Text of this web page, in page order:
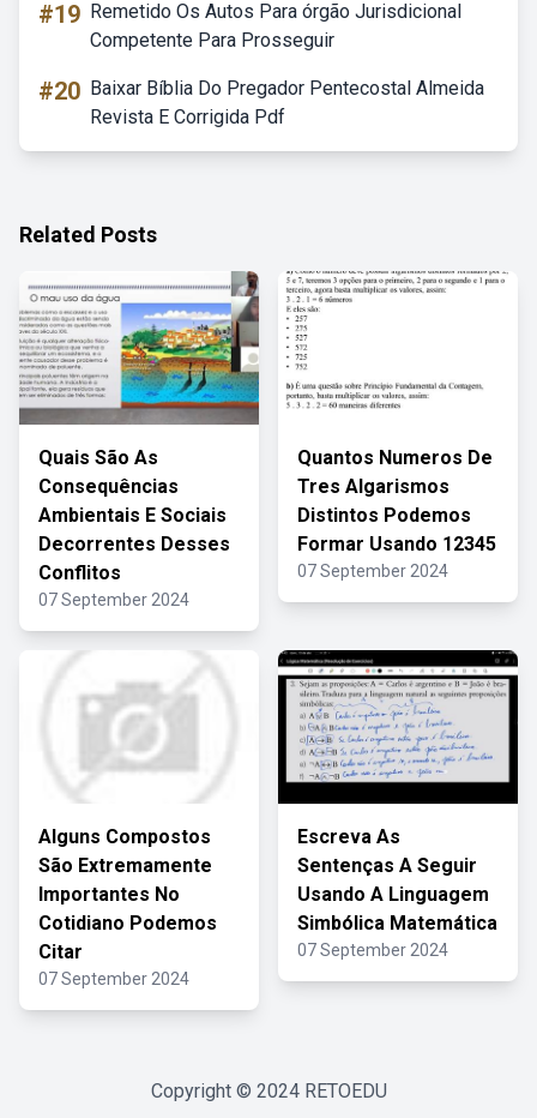
#19 Remetido Os Autos Para órgão Jurisdicional
Competente Para Prosseguir
#20 Baixar Bíblia Do Pregador Pentecostal Almeida
Revista E Corrigida Pdf
Related Posts
Quais São As
Consequências
Ambientais E Sociais
Decorrentes Desses
Conflitos
07 September 2024
Quantos Numeros De
Tres Algarismos
Distintos Podemos
Formar Usando 12345
07 September 2024
Alguns Compostos
São Extremamente
Importantes No
Cotidiano Podemos
Citar
07 September 2024
Escreva As
Sentenças A Seguir
Usando A Linguagem
Simbólica Matemática
07 September 2024
Copyright © 2024 RETOEDU